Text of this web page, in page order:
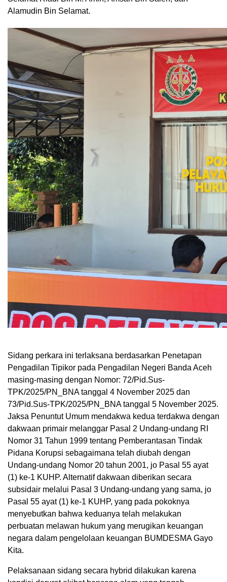
Alamudin Bin Selamat.
Sidang perkara ini terlaksana berdasarkan Penetapan
Pengadilan Tipikor pada Pengadilan Negeri Banda Aceh
masing-masing dengan Nomor: 72/Pid.Sus-
TPK/2025/PN_BNA tanggal 4 November 2025 dan
73/Pid.Sus-TPK/2025/PN_BNA tanggal 5 November 2025.
Jaksa Penuntut Umum mendakwa kedua terdakwa dengan
dakwaan primair melanggar Pasal 2 Undang-undang RI
Nomor 31 Tahun 1999 tentang Pemberantasan Tindak
Pidana Korupsi sebagaimana telah diubah dengan
Undang-undang Nomor 20 tahun 2001, jo Pasal 55 ayat
(1) ke-1 KUHP. Alternatif dakwaan diberikan secara
subsidair melalui Pasal 3 Undang-undang yang sama, jo
Pasal 55 ayat (1) ke-1 KUHP, yang pada pokoknya
menyebutkan bahwa keduanya telah melakukan
perbuatan melawan hukum yang merugikan keuangan
negara dalam pengelolaan keuangan BUMDESMA Gayo
Kita.
Pelaksanaan sidang secara hybrid dilakukan karena